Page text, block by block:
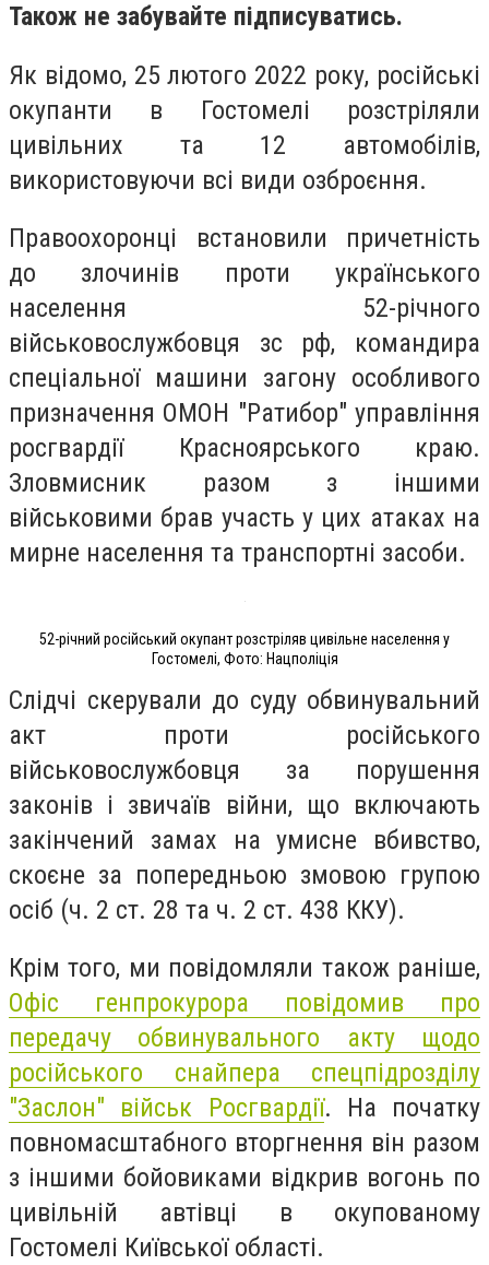
Також не забувайте підписуватись.
Як відомо, 25 лютого 2022 року, російські
окупанти в Гостомелі розстріляли
цивільних та 12 автомобілів,
використовуючи всі види озброєння.
Правоохоронці встановили причетність
до злочинів проти українського
населення 52-річного
військовослужбовця зс рф, командира
спеціальної машини загону особливого
призначення ОМОН "Ратибор" управління
росгвардії Красноярського краю.
Зловмисник разом з іншими
військовими брав участь у цих атаках на
мирне населення та транспортні засоби.
52-річний російський окупант розстріляв цивільне населення у
Гостомелі, Фото: Нацполіція
Слідчі скерували до суду обвинувальний
акт проти російського
військовослужбовця за порушення
законів і звичаїв війни, що включають
закінчений замах на умисне вбивство,
скоєне за попередньою змовою групою
осіб (ч. 2 ст. 28 та ч. 2 ст. 438 ККУ).
Крім того, ми повідомляли також раніше,
Офіс генпрокурора повідомив про
передачу обвинувального акту щодо
російського снайпера спецпідрозділу
"Заслон" військ Росгвардії. На початку
повномасштабного вторгнення він разом
з іншими бойовиками відкрив вогонь по
цивільній автівці в окупованому
Гостомелі Київської області.